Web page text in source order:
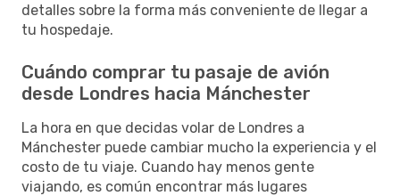
detalles sobre la forma más conveniente de llegar a
tu hospedaje.
Cuándo comprar tu pasaje de avión
desde Londres hacia Mánchester
La hora en que decidas volar de Londres a
Mánchester puede cambiar mucho la experiencia y el
costo de tu viaje. Cuando hay menos gente
viajando, es común encontrar más lugares